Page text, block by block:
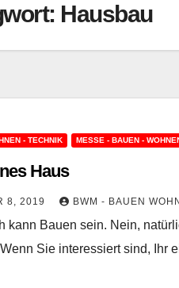
Hausbau
- TECHNIK MESSE - BAUEN -
Haus
8, 2019 BWM - BAUEN
kann Bauen sein. Nein,
Sie interessiert sind,